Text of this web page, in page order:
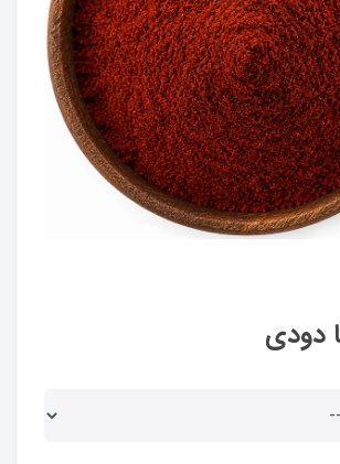
دودی